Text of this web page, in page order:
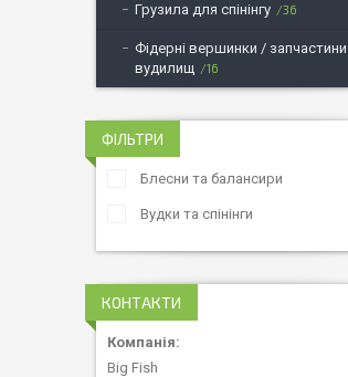
Грузила для спінінгу 36
Фідерні вершинки / запчастини
вудилищ
16
ФІЛЬТРИ
Блесни та балансири
Вудки та спінінги
КОНТАКТИ
Big Fish